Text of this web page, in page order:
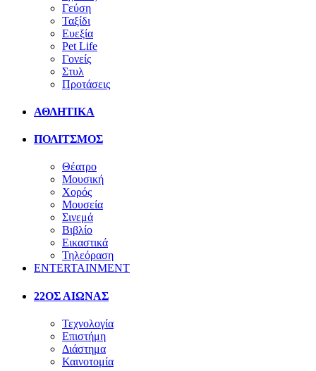
Γεύση
Ταξίδι
Ευεξία
Pet Life
Γονείς
Στυλ
Προτάσεις
ΑΘΛΗΤΙΚΑ
ΠΟΛΙΤΣΜΟΣ
Θέατρο
Μουσική
Χορός
Μουσεία
Σινεμά
Βιβλίο
Εικαστικά
Τηλεόραση
ENTERTAINMENT
22ΟΣ ΑΙΩΝΑΣ
Τεχνολογία
Επιστήμη
Διάστημα
Καινοτομία